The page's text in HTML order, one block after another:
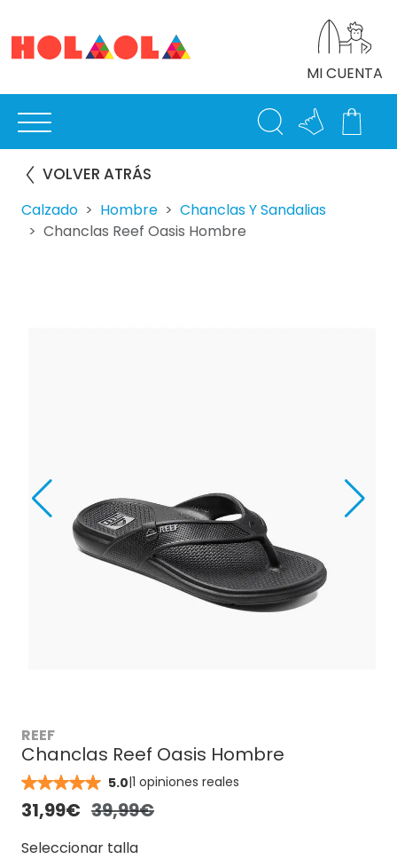
MI CUENTA
VOLVER ATRÁS
Calzado Hombre
Chanclas Y Sandalias
Chanclas Reef Oasis Hombre
REEF
Chanclas Reef Oasis Hombre
5.0|1 opiniones reales
31,99€ 39,99€
Seleccionar talla